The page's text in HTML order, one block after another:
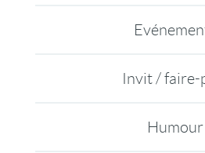
Invit / faire-
Humour